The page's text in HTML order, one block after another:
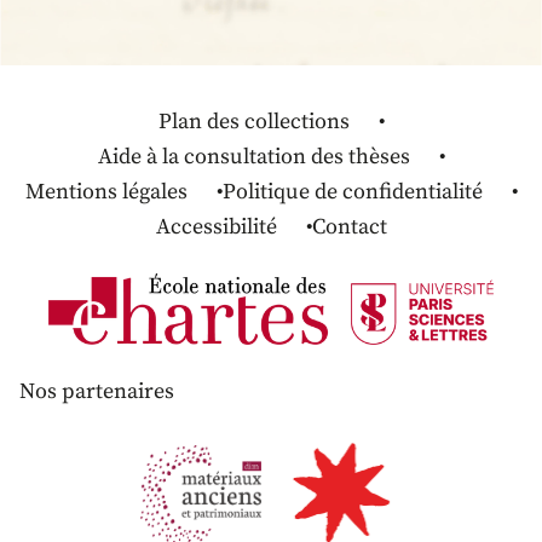
Plan des collections
Aide à la consultation des thèses
Mentions légales
Politique de confidentialité
Accessibilité
Contact
Nos partenaires